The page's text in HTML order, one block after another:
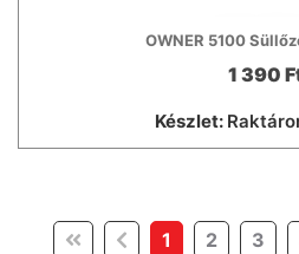
OWNER 5100
1 390
Készlet:
1 (current)
2 3